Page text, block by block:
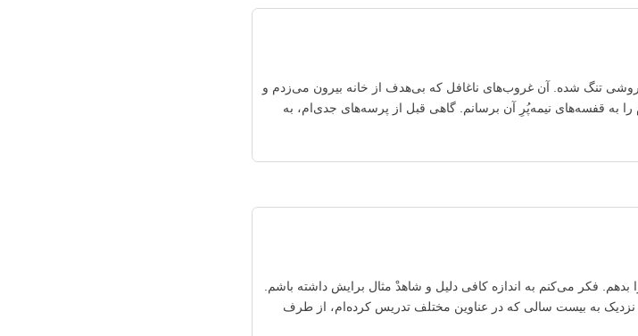
تنگ شده. آن غروب‌های ناغافل که بی‌هدف از خانه بیرون می‌زدم و
را به قفسه‌های نیمه‌پُرِ آن برسانم. گاهی قبل از پرسه‌های جدی‌ام، به
فکر می‌کنم به اندازه کافی دلیل و شاهدْ مثال برایش داشته باشم.
به بیست سالی که در عناوین مختلف تدریس کرده‌ام، از طرف